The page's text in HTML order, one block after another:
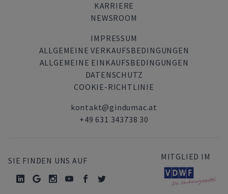
KARRIERE
NEWSROOM
IMPRESSUM
ALLGEMEINE VERKAUFSBEDINGUNGEN
ALLGEMEINE EINKAUFSBEDINGUNGEN
DATENSCHUTZ
COOKIE-RICHTLINIE
kontakt@gindumac.at
+49 631 343738 30
SIE FINDEN UNS AUF MITGLIED IM